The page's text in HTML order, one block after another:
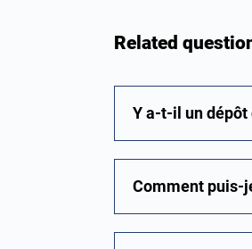
Related
Y a-t-il un dépôt
Comment puis-